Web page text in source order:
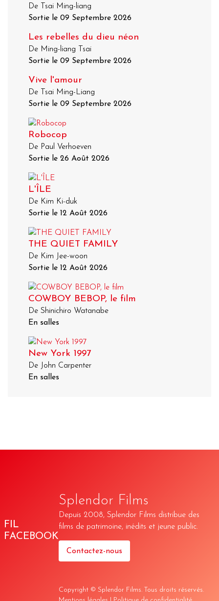
De Tsai Ming-liang
Sortie le 09 Septembre 2026
Les rebelles du dieu néon
De Ming-liang Tsai
Sortie le 09 Septembre 2026
Vive l'amour
De Tsai Ming-Liang
Sortie le 09 Septembre 2026
Robocop
De Paul Verhoeven
Sortie le 26 Août 2026
L'ÎLE
De Kim Ki-duk
Sortie le 12 Août 2026
THE QUIET FAMILY
De Kim Jee-woon
Sortie le 12 Août 2026
COWBOY BEBOP, le film
De Shinichiro Watanabe
En salles
New York 1997
De John Carpenter
En salles
FIL
FACEBOOK
Splendor Films
Depuis 2008, Splendor Films distribue des
films de patrimoine, inédits et jeune public.
Contactez-nous
Copyright © Splendor Films. Tous droits réservés.